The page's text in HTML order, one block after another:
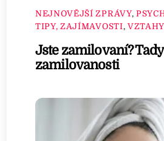
NEJNOVĚJŠÍ ZPRÁVY,
TIPY, ZAJÍMAVOSTI,
Jste zamilovaní?
zamilovanosti